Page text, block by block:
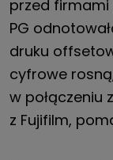
przed firmami
PG
druku
cyfrowe
w połączeniu
z Fujifilm,